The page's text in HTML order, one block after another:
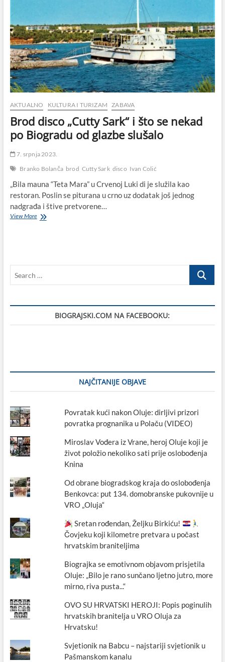
AKTUALNO KULTURA I TURIZAM ZABAVA
Brod disco „Cutty Sark“ i što se nekad
po Biogradu od glazbe slušalo
7. srpnja 2023.
Branko Bolanča brod Cutty Sark disco Ivan Colić
„Bila mauna “Teta Mara” u Crvenoj Luki di je služila kao
restoran. Poslin se piturana u crno uz dodatak još jednog
nadgrađa i štive pretvorene…
View MoreBrod
nekad
od
slušalo
Search
BIOGRAJSKI.COM NA FACEBOOKU:
NAJČITANIJE OBJAVE
Povratak kući nakon Oluje: dirljivi prizori
povratka prognanika u Polaču (VIDEO)
Miroslav Vođera iz Vrane, heroj Oluje koji je
život položio nekoliko sati prije oslobođenja
Knina
Od obrane biogradskog kraja do oslobođenja
Benkovca: put 134. domobranske pukovnije u
VRO „Oluja“
Sretan rođendan, Željku Birkiću!
Čovjeku koji kilometre pretvara u počast
hrvatskim braniteljima
Biograjka se emotivnom objavom prisjetila
Oluje: „Bilo je rano sunčano ljetno jutro, more
mirno, riva pusta...“
OVO SU HRVATSKI HEROJI: Popis poginulih
hrvatskih branitelja u VRO Oluja za
Hrvatsku!
Svjetionik na Babcu – najstariji svjetionik u
Pašmanskom kanalu